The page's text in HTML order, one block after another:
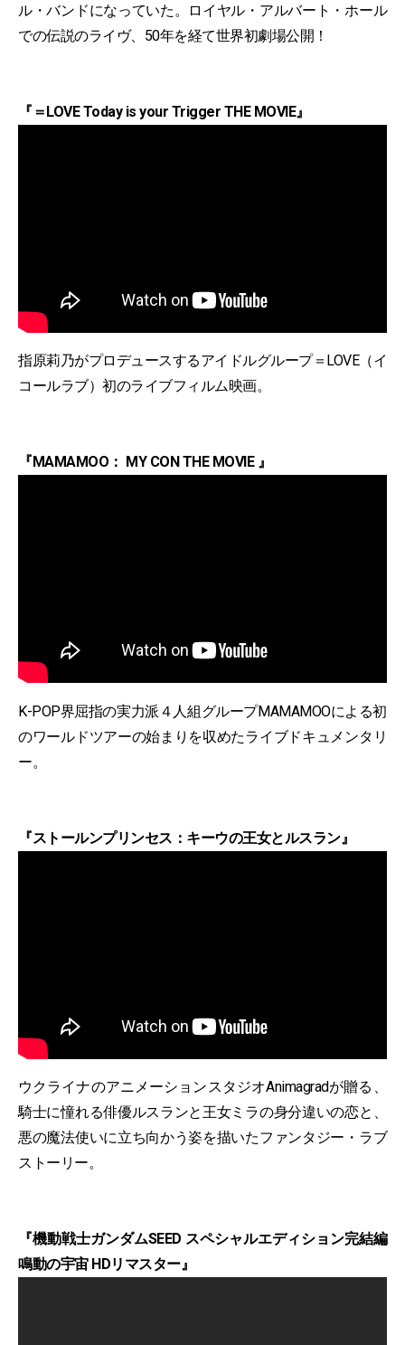
ル・バンドになっていた。ロイヤル・アルバート・ホール
での伝説のライヴ、50年を経て世界初劇場公開！
『＝LOVE Today is your Trigger THE MOVIE』
指原莉乃がプロデュースするアイドルグループ＝LOVE（イ
コールラブ）初のライブフィルム映画。
『MAMAMOO： MY CON THE MOVIE 』
K-POP界屈指の実力派４人組グループMAMAMOOによる初
のワールドツアーの始まりを収めたライブドキュメンタリ
ー。
『ストールンプリンセス：キーウの王女とルスラン』
ウクライナのアニメーションスタジオAnimagradが贈る、
騎士に憧れる俳優ルスランと王女ミラの身分違いの恋と、
悪の魔法使いに立ち向かう姿を描いたファンタジー・ラブ
ストーリー。
『機動戦士ガンダムSEED スペシャルエディション完結編
鳴動の宇宙 HDリマスター』